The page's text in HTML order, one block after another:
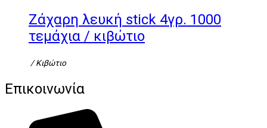
Ζάχαρη λευκή stick 4γρ. 1000
τεμάχια / κιβώτιο
/ Κιβώτιο
Επικοινωνία